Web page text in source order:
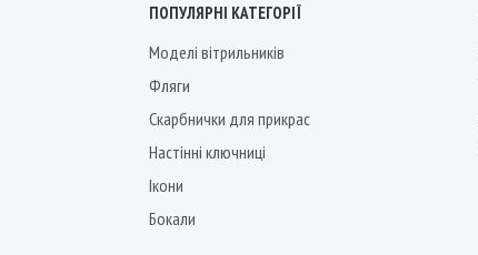
ПОПУЛЯРНІ КАТЕГОРІЇ
Моделі вітрильників
Фляги
Скарбнички для прикрас
Настінні ключниці
Ікони
Бокали